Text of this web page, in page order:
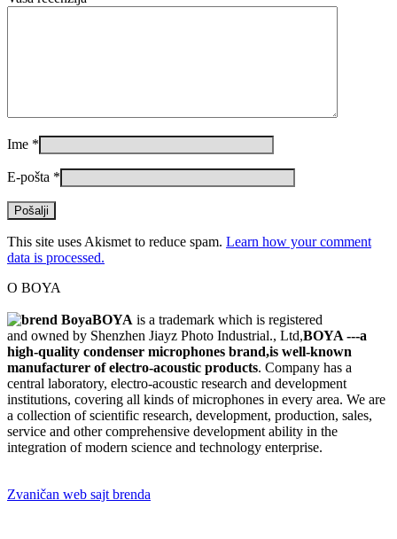
Ime *
E-pošta *
This site uses Akismet to reduce spam. Learn how your comment
data is processed.
O BOYA
BOYA is a trademark which is registered
and owned by Shenzhen Jiayz Photo Industrial., Ltd,BOYA ---a
high-quality condenser microphones brand,is well-known
manufacturer of electro-acoustic products. Company has a
central laboratory, electro-acoustic research and development
institutions, covering all kinds of microphones in every area. We are
a collection of scientific research, development, production, sales,
service and other comprehensive development ability in the
integration of modern science and technology enterprise.
Zvaničan web sajt brenda